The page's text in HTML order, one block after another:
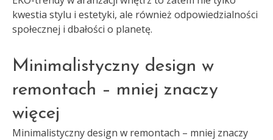
kwestia stylu i estetyki, ale również odpowiedzialności
społecznej i dbałości o planetę.
Minimalistyczny design w
remontach – mniej znaczy
więcej
Minimalistyczny design w remontach – mniej znaczy